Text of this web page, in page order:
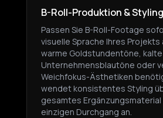
B-Roll-Produktion & Styling
Passen Sie B-Roll-Footage
visuelle Sprache Ihres Projekts
warme Goldstundentöne, kalte
Unternehmensblautöne oder
Weichfokus-Ästhetiken
wendet konsistentes Styling
gesamtes Ergänzungsmaterial
einzigen Durchgang an.